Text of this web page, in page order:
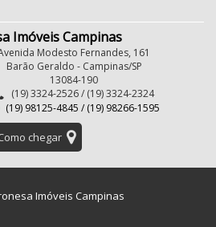
Imóveis Campinas
Modesto Fernandes, 161
Barão Geraldo - Campinas/SP
13084-190
(19) 3324-2526 / (19) 3324-2324
(19) 98125-4845 / (19) 98266-1595
chegar
Imóveis Campinas